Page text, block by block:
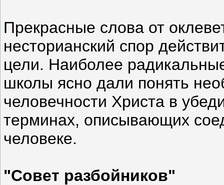
Прекрасные слова от
несторианский спор
цели. Наиболее
школы ясно дали понять
человечности Христа в
терминах, описывающих
человеке.
"Совет разбойников"